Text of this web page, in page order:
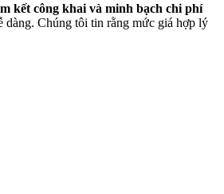
kết công khai và minh bạch chi phí
dàng. Chúng tôi tin rằng mức giá hợp lý